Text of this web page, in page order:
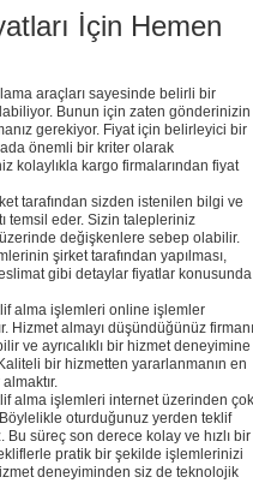
İçin Hemen
araçları sayesinde belirli bir
Bunun için zaten gönderinizin
gerekiyor. Fiyat için belirleyici bir
önemli bir kriter olarak
kolaylıkla kargo firmalarından fiyat
tarafından sizden istenilen bilgi ve
temsil eder. Sizin talepleriniz
değişkenlere sebep olabilir.
şirket tarafından yapılması,
gibi detaylar fiyatlar konusunda
alma işlemleri online işlemler
Hizmet almayı düşündüğünüz
ve ayrıcalıklı bir hizmet deneyimine
bir hizmetten yararlanmanın en
alma işlemleri internet üzerinden çok
oturduğunuz yerden teklif
süreç son derece kolay ve hızlı bir
pratik bir şekilde işlemlerinizi
deneyiminden siz de teknolojik